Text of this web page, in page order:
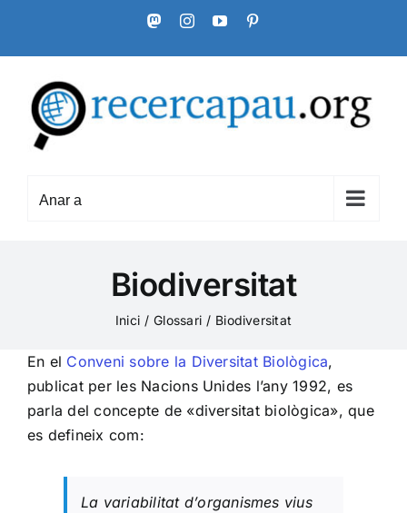
content
MastodonInstagram
YouTube
Anar a
Biodiversitat
Inici Glossari Biodiversitat
En el Conveni sobre la Diversitat Biològica,
publicat per les Nacions Unides l’any 1992, es
parla del concepte de «diversitat biològica», que
es defineix com:
La variabilitat d’organismes vius